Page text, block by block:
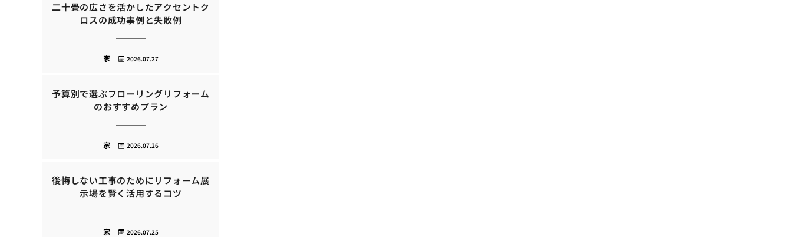
二十畳の広さを活かしたアクセントク
ロスの成功事例と失敗例
2026.07.27
家
予算別で選ぶフローリングリフォーム
のおすすめプラン
2026.07.26
家
後悔しない工事のためにリフォーム展
示場を賢く活用するコツ
2026.07.25
家